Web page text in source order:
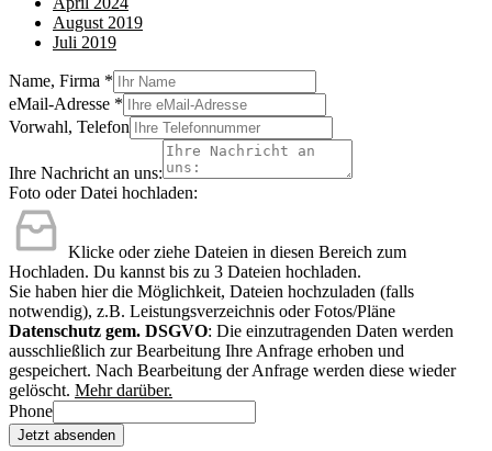
August 2019
Juli 2019
Name, Firma *
eMail-Adresse *
Vorwahl, Telefon
Ihre Nachricht an uns:
Foto oder Datei hochladen:
Klicke oder ziehe Dateien in diesen Bereich zum
Hochladen. Du kannst bis zu 3 Dateien hochladen.
Sie haben hier die Möglichkeit, Dateien hochzuladen (falls
notwendig), z.B. Leistungsverzeichnis oder Fotos/Pläne
Datenschutz gem. DSGVO: Die einzutragenden Daten werden
ausschließlich zur Bearbeitung Ihre Anfrage erhoben und
gespeichert. Nach Bearbeitung der Anfrage werden diese wieder
gelöscht. Mehr darüber.
Phone
Jetzt absenden